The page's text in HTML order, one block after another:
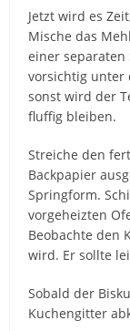
Jetzt wird es
Mische das
einer separaten
vorsichtig unter
sonst wird der
fluffig bleiben.
Streiche den
Backpapier
Springform.
vorgeheizten
Beobachte den
wird. Er sollte
Sobald der
Kuchengitter